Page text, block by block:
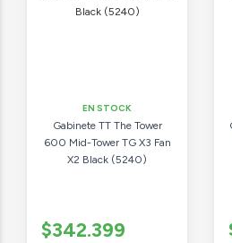
EN STOCK
Gabinete TT The Tower
600 Mid-Tower TG X3 Fan
X2 Black (5240)
$342.399